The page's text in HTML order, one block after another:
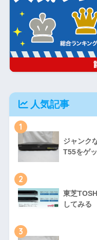
人気記事
1
ジャンク
T55をゲ
2
東芝
してみる
3